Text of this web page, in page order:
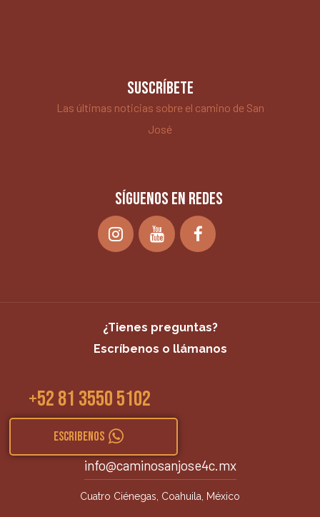
SUSCRÍBETE
Las últimas noticias sobre el camino de San
José
SÍGUENOS EN REDES
¿Tienes preguntas?
Escríbenos o llámanos
+52 81 3550 5102
ESCRIBENOS
info@caminosanjose4c.mx
Cuatro Ciénegas, Coahuila, México